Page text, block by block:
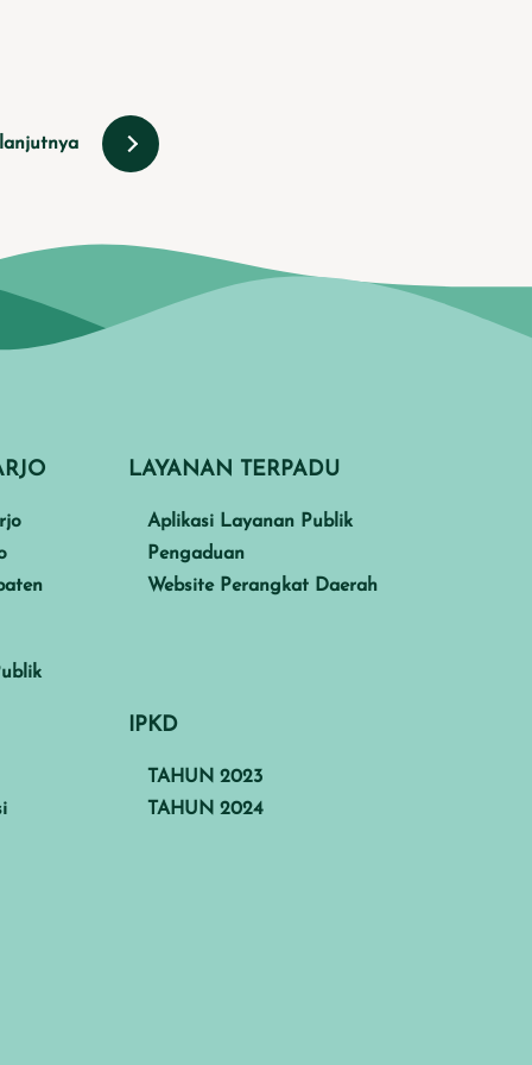
LAYANAN TERPADU
Aplikasi Layanan Publik
Pengaduan
Website Perangkat Daerah
IPKD
TAHUN 2023
TAHUN 2024